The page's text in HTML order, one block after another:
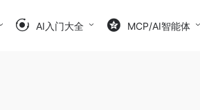
AI入门大全 MCP/AI智能体